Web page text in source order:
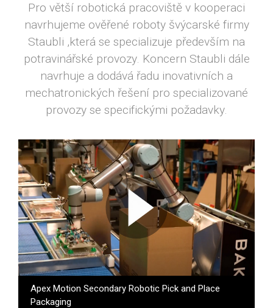
Pro větší robotická pracoviště v kooperaci
navrhujeme ověřené roboty švýcarské firmy
Staubli ,která se specializuje především na
potravinářské provozy. Koncern Staubli dále
navrhuje a dodává řadu inovativních a
mechatronických řešení pro specializované
provozy se specifickými požadavky.
Apex Motion Secondary Robotic Pick and Place
Packaging